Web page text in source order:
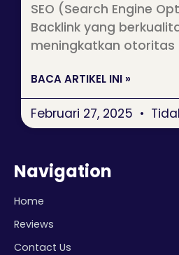
SEO (Search Engine
Backlink yang
meningkatkan otoritas
BACA ARTIKEL INI »
Februari 27, 2025
Navigation
Home
Reviews
Contact Us